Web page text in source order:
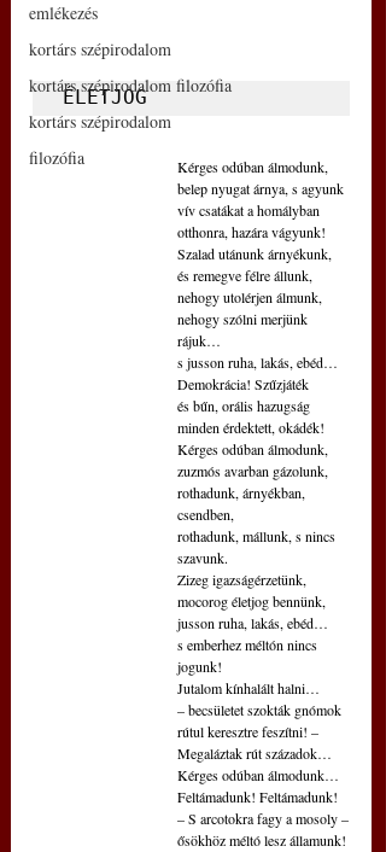
emlékezés
kortárs szépirodalom
kortárs szépirodalom filozófia
kortárs szépirodalom
filozófia
ÉLETJOG
Kérges odúban álmodunk,
belep nyugat árnya, s agyunk
vív csatákat a homályban
otthonra, hazára vágyunk!
Szalad utánunk árnyékunk,
és remegve félre állunk,
nehogy utolérjen álmunk,
nehogy szólni merjünk
rájuk…
s jusson ruha, lakás, ebéd…
Demokrácia! Szűzjáték
és bűn, orális hazugság
minden érdektett, okádék!
Kérges odúban álmodunk,
zuzmós avarban gázolunk,
rothadunk, árnyékban,
csendben,
rothadunk, mállunk, s nincs
szavunk.
Zizeg igazságérzetünk,
mocorog életjog bennünk,
jusson ruha, lakás, ebéd…
s emberhez méltón nincs
jogunk!
Jutalom kínhalált halni…
– becsületet szokták gnómok
rútul keresztre feszítni! –
Megaláztak rút századok…
Kérges odúban álmodunk…
Feltámadunk! Feltámadunk!
– S arcotokra fagy a mosoly –
ősökhöz méltó lesz államunk!